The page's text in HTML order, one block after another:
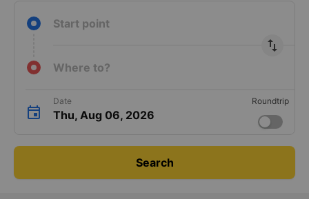
Start point
import_export
Where to?
Date
Thu, Aug 06, 2026
Roundtrip
Search